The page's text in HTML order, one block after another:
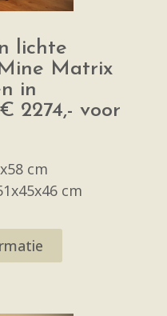
lichte
Matrix
in
2274,- voor
cm
cm